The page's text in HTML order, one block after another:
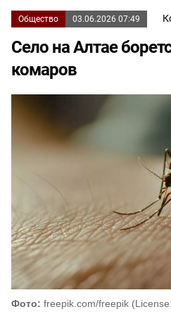
Общество 03.06.2026 07:49
Село на Алтае
комаров
Фото: freepik.com/freepik